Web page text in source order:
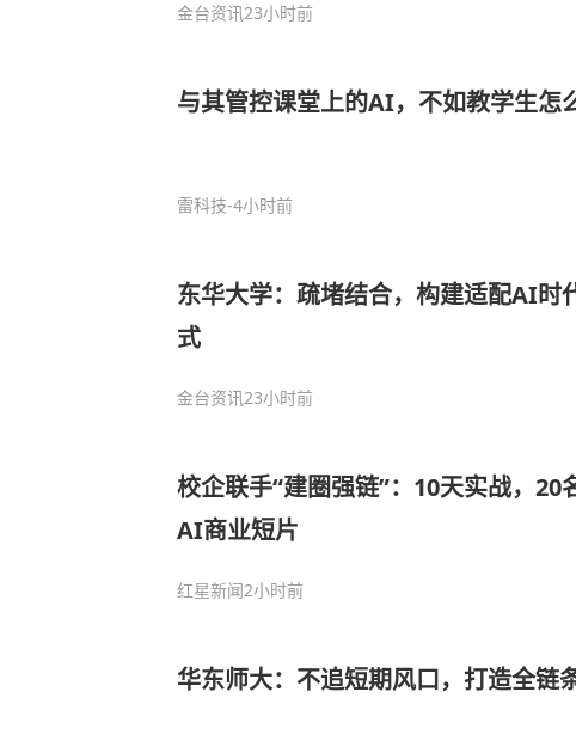
金台资讯23小时前
与其管控课堂上的AI，不如教学生怎
雷科技-4小时前
东华大学：疏堵结合，构建适配AI时
式
金台资讯23小时前
校企联手“建圈强链”：10天实战，20
AI商业短片
红星新闻2小时前
华东师大：不追短期风口，打造全链